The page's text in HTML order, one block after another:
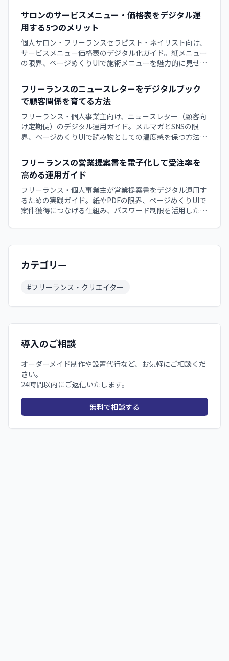
サロンのサービスメニュー・価格表をデジタル運
用する5つのメリット
個人サロン・フリーランスセラピスト・ネイリスト向け、
サービスメニュー価格表のデジタル化ガイド。紙メニュー
の限界、ページめくりUIで施術メニューを魅力的に見せる
支援する運用手順を解説します。
フリーランスのニュースレターをデジタルブック
で顧客関係を育てる方法
フリーランス・個人事業主向け、ニュースレター（顧客向
け定期便）のデジタル運用ガイド。メルマガとSNSの限
界、ページめくりUIで読み物としての温度感を保つ方法、
手順を徹底解説します。
フリーランスの営業提案書を電子化して受注率を
高める運用ガイド
フリーランス・個人事業主が営業提案書をデジタル運用す
るための実践ガイド。紙やPDFの限界、ページめくりUIで
案件獲得につなげる仕組み、パスワード制限を活用した機
のコツを徹底解説します。
カテゴリー
#フリーランス・クリエイター
導入のご相談
オーダーメイド制作や設置代行など、お気軽にご相談くだ
さい。
24時間以内にご返信いたします。
無料で相談する